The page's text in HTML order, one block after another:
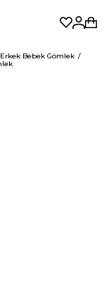
Erkek Bebek Gömlek